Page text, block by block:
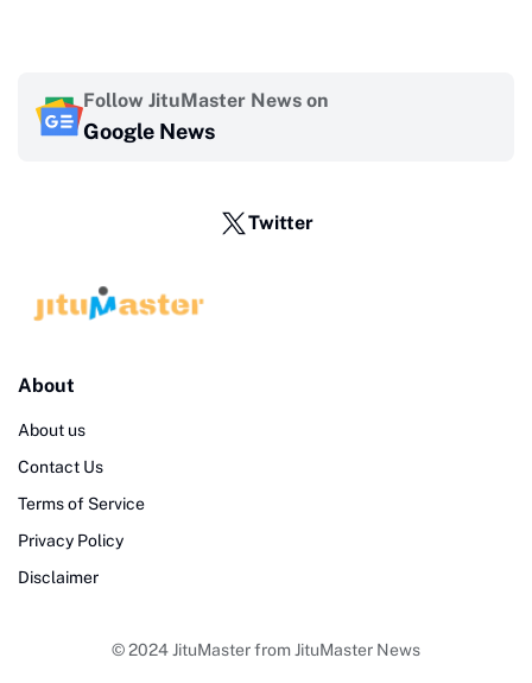
Follow JituMaster News on
Google News
Twitter
About
About us
Contact Us
Terms of Service
Privacy Policy
Disclaimer
© 2024 JituMasterfrom JituMaster News